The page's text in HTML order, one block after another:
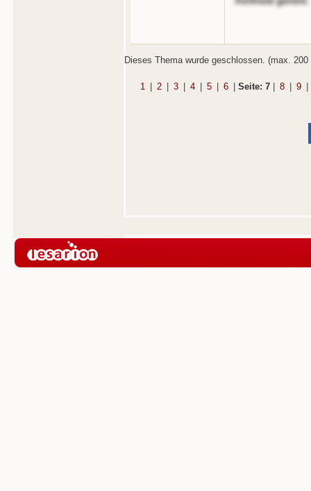
Dieses Thema wurde geschlossen. (max. 200
1 2 3 4 5 6 Seite: 7 8 9